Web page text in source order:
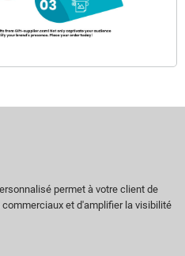
permet à votre client de
et d'amplifier la visibilité